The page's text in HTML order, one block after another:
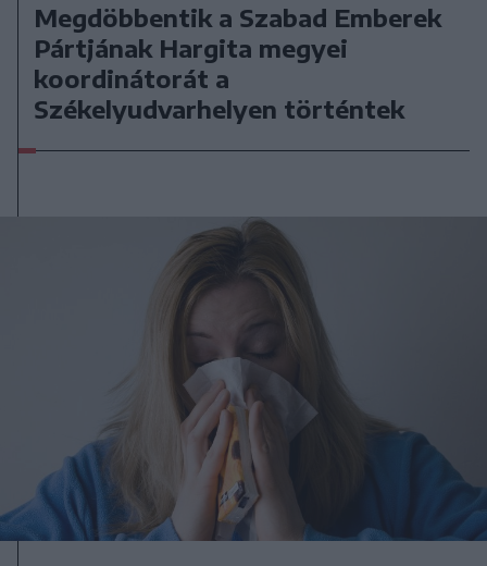
Megdöbbentik a Szabad Emberek
Pártjának Hargita megyei
koordinátorát a
Székelyudvarhelyen történtek